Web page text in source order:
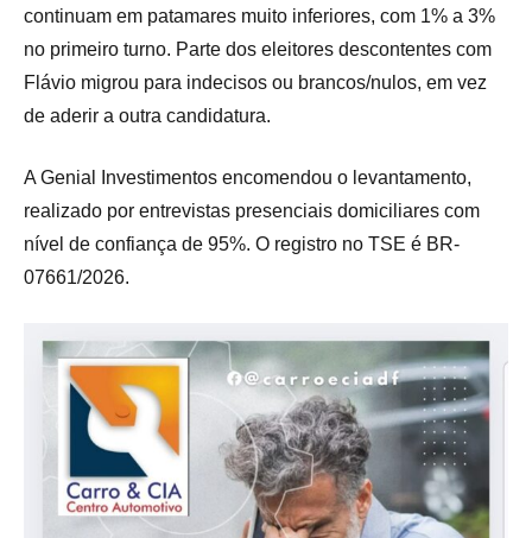
continuam em patamares muito inferiores, com 1% a 3%
no primeiro turno. Parte dos eleitores descontentes com
Flávio migrou para indecisos ou brancos/nulos, em vez
de aderir a outra candidatura.
A Genial Investimentos encomendou o levantamento,
realizado por entrevistas presenciais domiciliares com
nível de confiança de 95%. O registro no TSE é BR-
07661/2026.